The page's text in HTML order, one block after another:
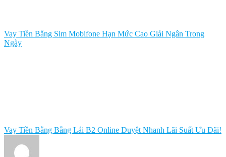
Vay Tiền Bằng Sim Mobifone Hạn Mức Cao Giải Ngân Trong
Ngày
Vay Tiền Bằng Bằng Lái B2 Online Duyệt Nhanh Lãi Suất Ưu Đãi!